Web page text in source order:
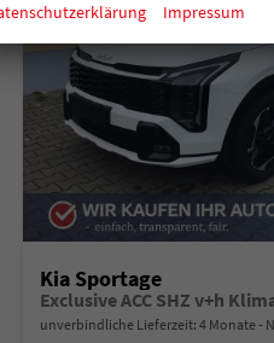
Kia Sportage
Exclusive ACC SHZ v+h
unverbindliche Lieferzeit: 4 Monate
Impressum